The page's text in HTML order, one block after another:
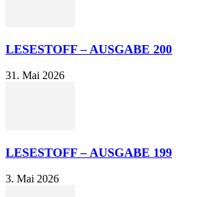
LESESTOFF – AUSGABE 200
31. Mai 2026
LESESTOFF – AUSGABE 199
3. Mai 2026